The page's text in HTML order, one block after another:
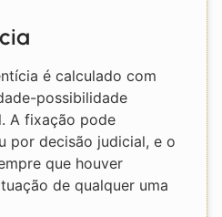
é calculado com
possibilidade
A fixação pode
por decisão judicial, e o
que houver
de qualquer uma